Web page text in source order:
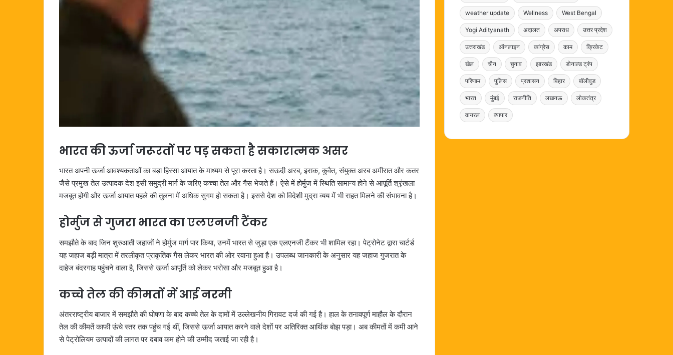
भारत की ऊर्जा जरूरतों पर पड़ सकता है सकारात्मक असर
भारत अपनी ऊर्जा आवश्यकताओं का बड़ा हिस्सा आयात के माध्यम से पूरा करता है। सऊदी अरब, इराक, कुवैत, संयुक्त अरब अमीरात और कतर
जैसे प्रमुख तेल उत्पादक देश इसी समुद्री मार्ग के जरिए कच्चा तेल और गैस भेजते हैं। ऐसे में होर्मुज में स्थिति सामान्य होने से आपूर्ति श्रृंखला
मजबूत होगी और ऊर्जा आयात पहले की तुलना में अधिक सुगम हो सकता है। इससे देश को विदेशी मुद्रा व्यय में भी राहत मिलने की संभावना है।
होर्मुज से गुजरा भारत का एलएनजी टैंकर
समझौते के बाद जिन शुरुआती जहाजों ने होर्मुज मार्ग पार किया, उनमें भारत से जुड़ा एक एलएनजी टैंकर भी शामिल रहा। पेट्रोनेट द्वारा चार्टर्ड
यह जहाज बड़ी मात्रा में तरलीकृत प्राकृतिक गैस लेकर भारत की ओर रवाना हुआ है। उपलब्ध जानकारी के अनुसार यह जहाज गुजरात के
दाहेज बंदरगाह पहुंचने वाला है, जिससे ऊर्जा आपूर्ति को लेकर भरोसा और मजबूत हुआ है।
कच्चे तेल की कीमतों में आई नरमी
अंतरराष्ट्रीय बाजार में समझौते की घोषणा के बाद कच्चे तेल के दामों में उल्लेखनीय गिरावट दर्ज की गई है। हाल के तनावपूर्ण माहौल के दौरान
तेल की कीमतें काफी ऊंचे स्तर तक पहुंच गई थीं, जिससे ऊर्जा आयात करने वाले देशों पर अतिरिक्त आर्थिक बोझ पड़ा। अब कीमतों में कमी आने
से पेट्रोलियम उत्पादों की लागत पर दबाव कम होने की उम्मीद जताई जा रही है।
weather update Wellness West Bengal
Yogi Adityanath अदालत अपराध उत्तर प्रदेश
उत्तराखंड ऑनलाइन कांग्रेस काम क्रिकेट
खेल चीन चुनाव झारखंड डोनाल्ड ट्रंप
परिणाम पुलिस प्रशासन बिहार बॉलीवुड
भारत मुंबई राजनीति लखनऊ लोकतंत्र
वायरल व्यापार